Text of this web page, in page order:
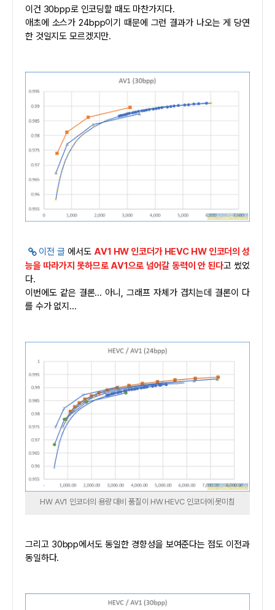
이건 30bpp로 인코딩할 때도 마찬가지다.
애초에 소스가 24bpp이기 때문에 그런 결과가 나오는 게 당연
한 것일지도 모르겠지만.
이전 글 에서도 AV1 HW 인코더가 HEVC HW 인코더의 성
능을 따라가지 못하므로 AV1으로 넘어갈 동력이 안 된다고 썼었
다.
이번에도 같은 결론... 아니, 그래프 자체가 겹치는데 결론이 다
를 수가 없지...
HW AV1 인코더의 용량 대비 품질이 HW HEVC 인코더에 못미침
그리고 30bpp에서도 동일한 경향성을 보여준다는 점도 이전과
동일하다.